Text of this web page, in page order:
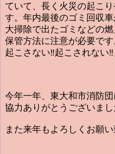
ていて、長く火災の起こ
す。年内最後のゴミ回収車
大掃除で出たゴミなどの
保管方法に注意が必要で
起こさない‼起こされない
今年一年、東大和市消防
協力ありがとうございまし
また来年もよろしくお願い